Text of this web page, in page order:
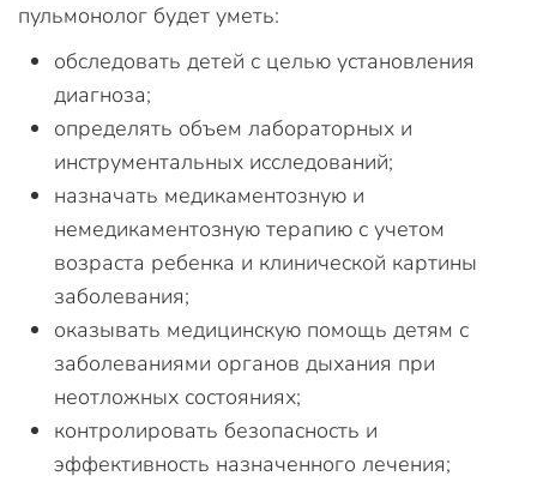
пульмонолог будет уметь:
обследовать детей с целью установления
диагноза;
определять объем лабораторных и
инструментальных исследований;
назначать медикаментозную и
немедикаментозную терапию с учетом
возраста ребенка и клинической картины
заболевания;
оказывать медицинскую помощь детям с
заболеваниями органов дыхания при
неотложных состояниях;
контролировать безопасность и
эффективность назначенного лечения;